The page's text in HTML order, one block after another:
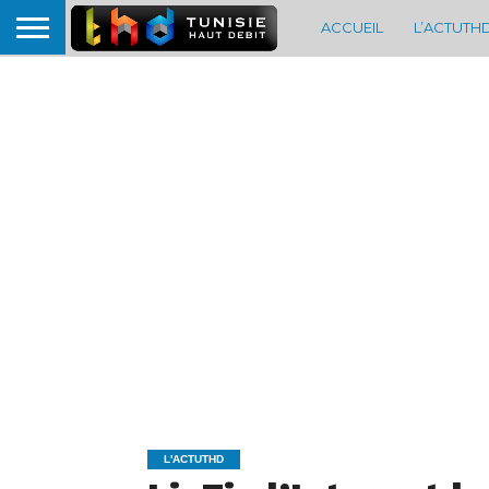
ACCUEIL
L'ACTUTHD